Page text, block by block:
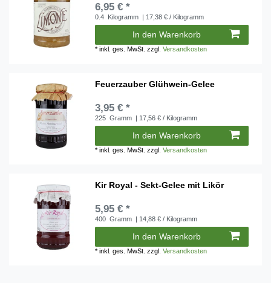
6,95 € *
0.4 Kilogramm | 17,38 € / Kilogramm
In den Warenkorb
*inkl. ges. MwSt. zzgl.Versandkosten
Feuerzauber Glühwein-Gelee
3,95 € *
225 Gramm | 17,56 € / Kilogramm
In den Warenkorb
*inkl. ges. MwSt. zzgl.Versandkosten
Kir Royal - Sekt-Gelee mit Likör
5,95 € *
400 Gramm | 14,88 € / Kilogramm
In den Warenkorb
*inkl. ges. MwSt. zzgl.Versandkosten